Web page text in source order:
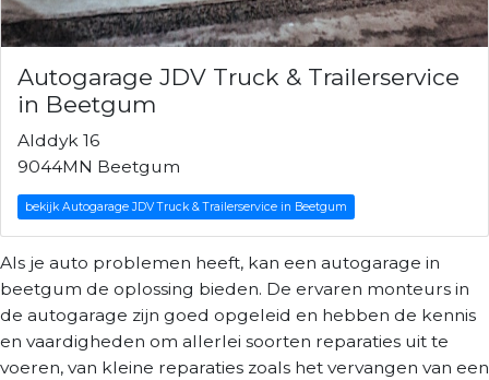
Autogarage JDV Truck & Trailerservice
in Beetgum
Alddyk 16
9044MN Beetgum
bekijk Autogarage JDV Truck & Trailerservice in Beetgum
Als je auto problemen heeft, kan een autogarage in
beetgum de oplossing bieden. De ervaren monteurs in
de autogarage zijn goed opgeleid en hebben de kennis
en vaardigheden om allerlei soorten reparaties uit te
voeren, van kleine reparaties zoals het vervangen van een